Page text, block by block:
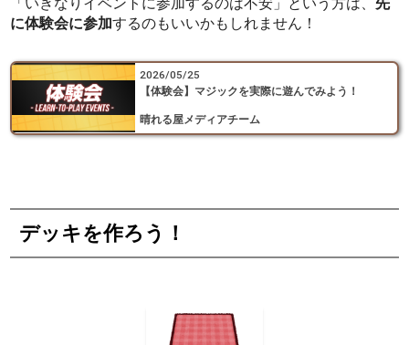
に体験会に参加するのもいいかもしれません！
2026/05/25
【体験会】マジックを実際に遊んでみよう！
晴れる屋メディアチーム
デッキを作ろう！